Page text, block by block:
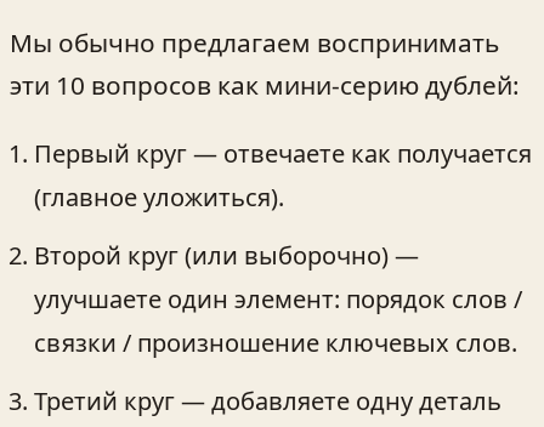
Мы обычно предлагаем воспринимать
эти 10 вопросов как мини-серию дублей:
Первый круг — отвечаете как получается
(главное уложиться).
Второй круг (или выборочно) —
улучшаете один элемент: порядок слов /
связки / произношение ключевых слов.
Третий круг — добавляете одну деталь